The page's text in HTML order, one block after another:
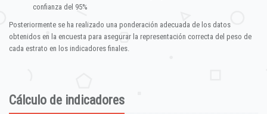
confianza del 95%
Posteriormente se ha realizado una ponderación adecuada de los datos
obtenidos en la encuesta para asegurar la representación correcta del peso de
cada estrato en los indicadores finales.
Cálculo de indicadores